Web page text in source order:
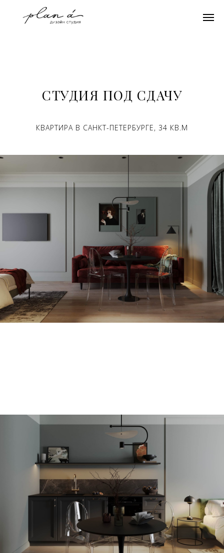
СТУДИЯ ПОД СДАЧУ
КВАРТИРА В САНКТ-ПЕТЕРБУРГЕ, 34 КВ.М